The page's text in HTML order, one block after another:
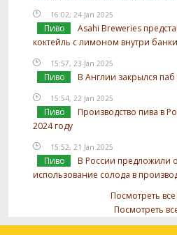
16:02, 24 Jan 2025
Пиво
Asahi Breweries
коктейль с лимоном внутри банки
15:57, 23 Jan 2025
Пиво В Англии закрылся
15:54, 22 Jan 2025
Пиво
Производство пива в
2024 году
15:52, 21 Jan 2025
Пиво
В России предложили
использование солода в
Посмотреть
Посмотреть